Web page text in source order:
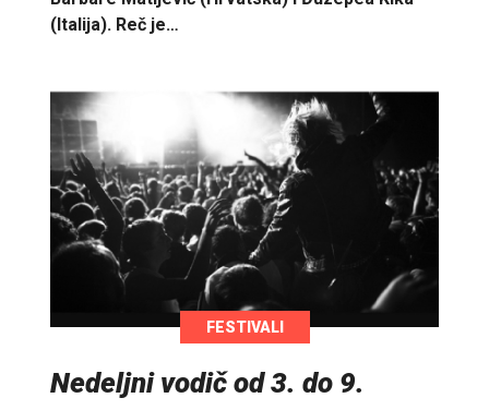
(Italija). Reč je…
FESTIVALI
Nedeljni vodič od 3. do 9.